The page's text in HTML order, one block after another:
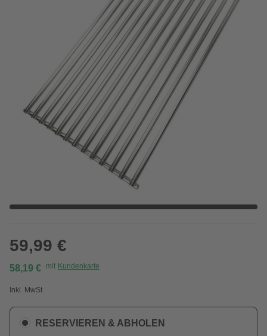
59,99 €
58,19 € mit Kundenkarte
Inkl. MwSt.
RESERVIEREN & ABHOLEN